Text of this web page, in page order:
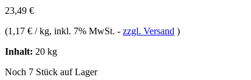
23,49 €
(1,17 € / kg, inkl. 7% MwSt. - zzgl. Versand )
Inhalt: 20 kg
Noch 7 Stück auf Lager